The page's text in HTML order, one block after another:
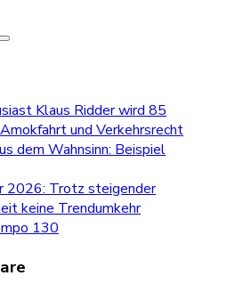
Klaus Ridder wird 85
und Verkehrsrecht
dem Wahnsinn: Beispiel
2026: Trotz steigender
keine Trendumkehr
130